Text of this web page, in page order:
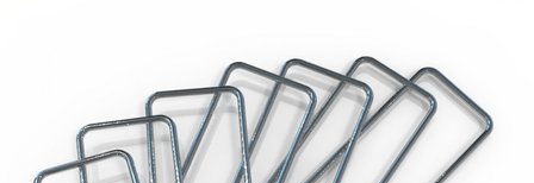
Заказать обратный звонок
Каталог